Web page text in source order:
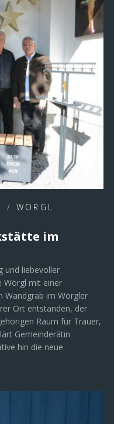
/ WÖRGL
im
und liebevoller
Wörgl mit einer
Wandgrab im Wörgler
Ort entstanden, der
Raum für Trauer,
Gemeinderätin
hin die neue